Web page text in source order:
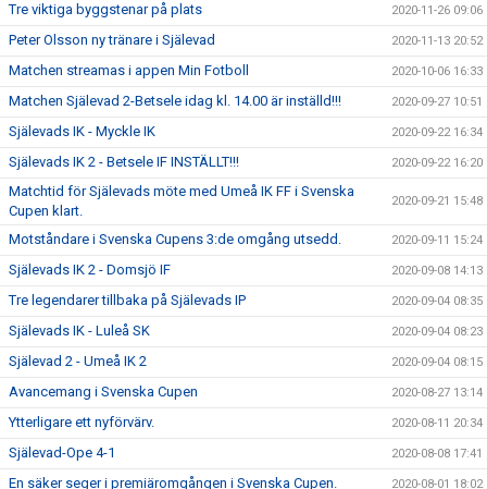
Tre viktiga byggstenar på plats 2020-11-26 09:06
Peter Olsson ny tränare i Själevad 2020-11-13 20:52
Matchen streamas i appen Min Fotboll 2020-10-06 16:33
Matchen Själevad 2-Betsele idag kl. 14.00 är inställd!!! 2020-09-27 10:51
Själevads IK - Myckle IK 2020-09-22 16:34
Själevads IK 2 - Betsele IF INSTÄLLT!!! 2020-09-22 16:20
Matchtid för Själevads möte med Umeå IK FF i Svenska
Cupen klart.
2020-09-21 15:48
Motståndare i Svenska Cupens 3:de omgång utsedd. 2020-09-11 15:24
Själevads IK 2 - Domsjö IF 2020-09-08 14:13
Tre legendarer tillbaka på Själevads IP 2020-09-04 08:35
Själevads IK - Luleå SK 2020-09-04 08:23
Själevad 2 - Umeå IK 2 2020-09-04 08:15
Avancemang i Svenska Cupen 2020-08-27 13:14
Ytterligare ett nyförvärv. 2020-08-11 20:34
Själevad-Ope 4-1 2020-08-08 17:41
En säker seger i premiäromgången i Svenska Cupen. 2020-08-01 18:02